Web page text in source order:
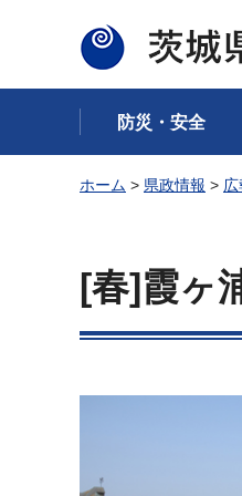
茨城県
防災・安全
ホーム > 県政情報 >
[春]霞ヶ